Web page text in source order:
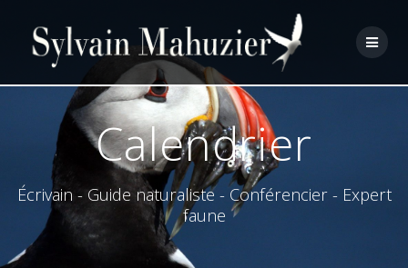
content
Calendrier
Écrivain - Guide naturaliste - Conférencier - Expert
faune